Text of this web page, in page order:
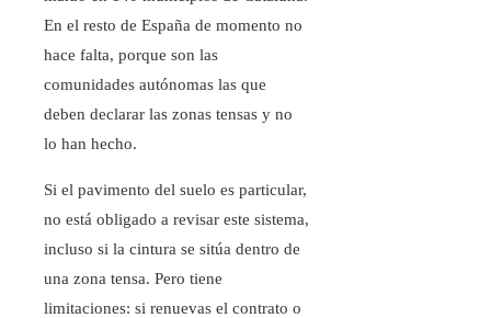
En el resto de España de momento no
hace falta, porque son las
comunidades autónomas las que
deben declarar las zonas tensas y no
lo han hecho.
Si el pavimento del suelo es particular,
no está obligado a revisar este sistema,
incluso si la cintura se sitúa dentro de
una zona tensa. Pero tiene
limitaciones: si renuevas el contrato o